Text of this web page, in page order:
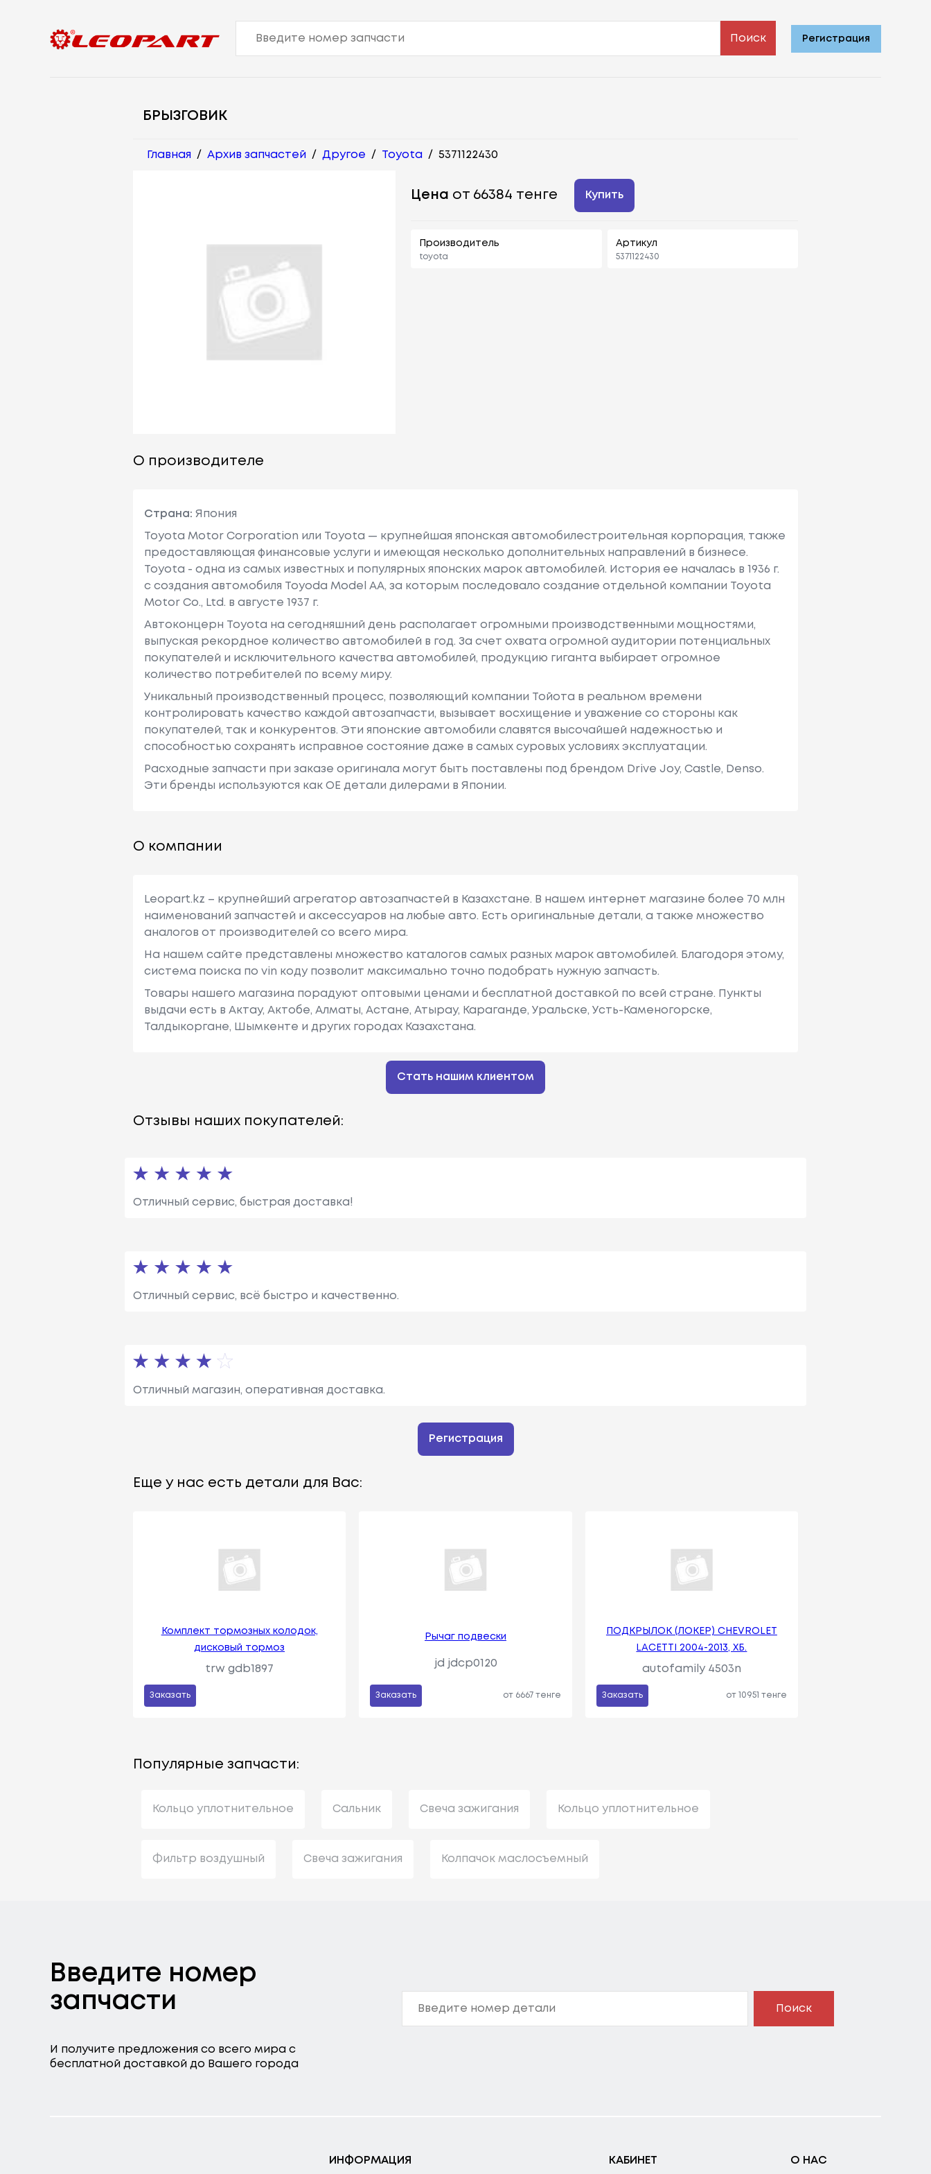
Поиск Регистрация
БРЫЗГОВИК
Главная / Архив запчастей / Другое / Toyota / 5371122430
Цена от 66384 тенге Купить
Производитель
toyota
Артикул
5371122430
О производителе
Страна: Япония
Toyota Motor Corporation или Toyota — крупнейшая японская автомобилестроительная корпорация, также
предоставляющая финансовые услуги и имеющая несколько дополнительных направлений в бизнесе.
Toyota - одна из самых известных и популярных японских марок автомобилей. История ее началась в 1936 г.
с создания автомобиля Toyoda Model AA, за которым последовало создание отдельной компании Toyota
Motor Co., Ltd. в августе 1937 г.
Автоконцерн Toyota на сегодняшний день располагает огромными производственными мощностями,
выпуская рекордное количество автомобилей в год. За счет охвата огромной аудитории потенциальных
покупателей и исключительного качества автомобилей, продукцию гиганта выбирает огромное
количество потребителей по всему миру.
Уникальный производственный процесс, позволяющий компании Тойота в реальном времени
контролировать качество каждой автозапчасти, вызывает восхищение и уважение со стороны как
покупателей, так и конкурентов. Эти японские автомобили славятся высочайшей надежностью и
способностью сохранять исправное состояние даже в самых суровых условиях эксплуатации.
Расходные запчасти при заказе оригинала могут быть поставлены под брендом Drive Joy, Castle, Denso.
Эти бренды используются как ОЕ детали дилерами в Японии.
О компании
Leopart.kz – крупнейший агрегатор автозапчастей в Казахстане. В нашем интернет магазине более 70 млн
наименований запчастей и аксессуаров на любые авто. Есть оригинальные детали, а также множество
аналогов от производителей со всего мира.
На нашем сайте представлены множество каталогов самых разных марок автомобилей. Благодоря этому,
система поиска по vin коду позволит максимально точно подобрать нужную запчасть.
Товары нашего магазина порадуют оптовыми ценами и бесплатной доставкой по всей стране. Пункты
выдачи есть в Актау, Актобе, Алматы, Астане, Атырау, Караганде, Уральске, Усть-Каменогорске,
Талдыкоргане, Шымкенте и других городах Казахстана.
Стать нашим клиентом
Отзывы наших покупателей:
Отличный сервис, быстрая доставка!
Отличный сервис, всё быстро и качественно.
Отличный магазин, оперативная доставка.
Регистрация
Еще у нас есть детали для Вас:
Комплект тормозных колодок,
дисковый тормоз
trw gdb1897
Заказать
Рычаг подвески
jd jdcp0120
Заказать от 6667 тенге
ПОДКРЫЛОК (ЛОКЕР) CHEVROLET
LACETTI 2004-2013, ХБ.
autofamily 4503n
Заказать от 10951 тенге
Популярные запчасти:
Кольцо уплотнительное Сальник Свеча зажигания Кольцо уплотнительное
Фильтр воздушный Свеча зажигания Колпачок маслосъемный
Введите номер
запчасти
И получите предложения со всего мира с
бесплатной доставкой до Вашего города
Поиск
ИНФОРМАЦИЯ КАБИНЕТ О НАС